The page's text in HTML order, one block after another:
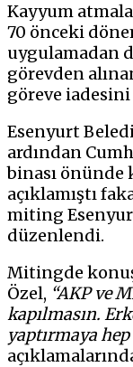
Kayyum
70 önceki
uygulamadan
görevden
göreve
Esenyurt
ardından
binası önünde
açıklamıştı
miting
düzenlendi.
Mitingde
Özel, “AKP ve
kapılmasın.
yaptırmaya